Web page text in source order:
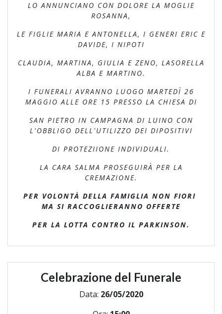
LO ANNUNCIANO CON DOLORE LA MOGLIE
ROSANNA,
LE FIGLIE MARIA E ANTONELLA, I GENERI ERIC E
DAVIDE, I NIPOTI
CLAUDIA, MARTINA, GIULIA E ZENO, LASORELLA
ALBA E MARTINO.
I FUNERALI AVRANNO LUOGO MARTEDÌ 26
MAGGIO ALLE ORE 15 PRESSO LA CHIESA DI
SAN PIETRO IN CAMPAGNA DI LUINO CON
L'OBBLIGO DELL'UTILIZZO DEI DIPOSITIVI
DI PROTEZIIONE INDIVIDUALI.
LA CARA SALMA PROSEGUIRÀ PER LA
CREMAZIONE.
PER VOLONTÀ DELLA FAMIGLIA NON FIORI
MA SI RACCOGLIERANNO OFFERTE
PER LA LOTTA CONTRO IL PARKINSON.
Celebrazione del Funerale
Data: 26/05/2020